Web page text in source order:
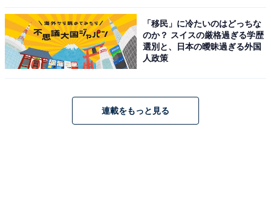
「移民」に冷たいのはどっちな
のか？ スイスの厳格過ぎる学歴
選別と、日本の曖昧過ぎる外国
人政策
連載をもっと見る